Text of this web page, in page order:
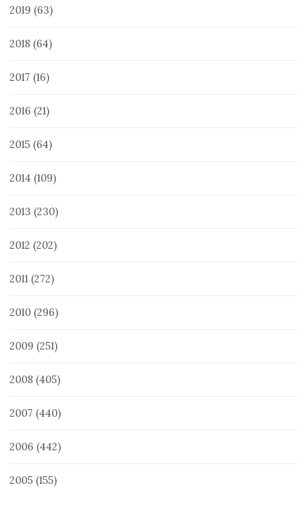
2019 (63)
2018 (64)
2017 (16)
2016 (21)
2015 (64)
2014 (109)
2013 (230)
2012 (202)
2011 (272)
2010 (296)
2009 (251)
2008 (405)
2007 (440)
2006 (442)
2005 (155)